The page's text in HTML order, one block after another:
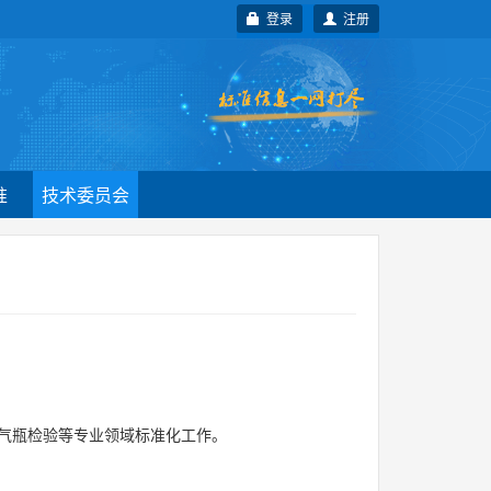
注册
登录
技术委员会
检验等专业领域标准化工作。